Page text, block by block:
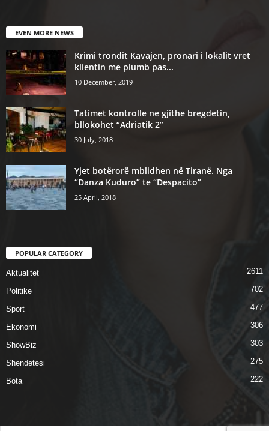
EVEN MORE NEWS
Krimi trondit Kavajen, pronari i lokalit vret
klientin me plumb pas...
10 December, 2019
Tatimet kontrolle ne gjithe bregdetin,
bllokohet “Adriatik 2”
30 July, 2018
Yjet botërorë mblidhen në Tiranë. Nga
“Danza Kuduro” te “Despacito”
25 April, 2018
POPULAR CATEGORY
Aktualitet 2611
Politike 702
Sport 477
Ekonomi 306
ShowBiz 303
Shendetesi 275
Bota 222